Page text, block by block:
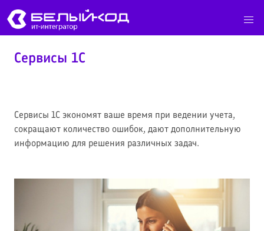
Сервисы 1С
Сервисы 1С экономят ваше время при ведении учета,
сокращают количество ошибок, дают дополнительную
информацию для решения различных задач.